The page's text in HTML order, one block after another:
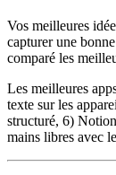
Vos meilleures
capturer une
comparé les
Les meilleures
texte sur les
structuré, 6)
mains libres avec